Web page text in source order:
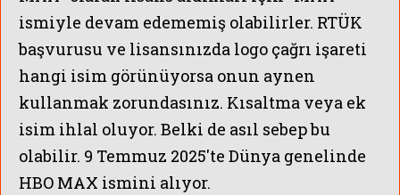
ismiyle devam edememiş olabilirler. RTÜK
başvurusu ve lisansınızda logo çağrı işareti
hangi isim görünüyorsa onun aynen
kullanmak zorundasınız. Kısaltma veya ek
isim ihlal oluyor. Belki de asıl sebep bu
olabilir. 9 Temmuz 2025'te Dünya genelinde
HBO MAX ismini alıyor.